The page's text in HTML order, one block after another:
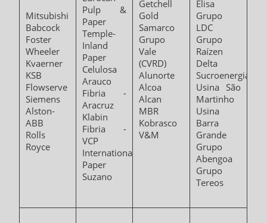
Mitsubishi
Babcock
Foster
Wheeler
Kvaerner
KSB
Flowserve
Siemens
Alston-
ABB
Rolls
Royce
Pulp &
Paper
Temple-
Inland
Paper
Celulosa
Arauco
Fibria -
Aracruz
Klabin
Fibria -
VCP
International
Paper
Suzano
Getchell
Gold
Samarco
Grupo
Vale
(CVRD)
Alunorte
Alcoa
Alcan
MBR
Kobrasco
V&M
Elisa
Grupo
LDC
Grupo
Raízen
Delta
Sucroenergia
Usina São
Martinho
Usina
Barra
Grande
Grupo
Abengoa
Grupo
Tereos